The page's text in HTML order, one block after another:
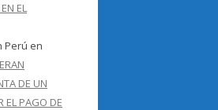
EL
Perú en
DE UN
EL PAGO DE